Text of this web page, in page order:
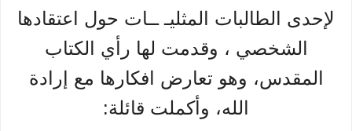
لإحدى الطالبات المثليـ ــات حول اعتقادها
الشخصي ، وقدمت لها رأي الكتاب
المقدس، وهو تعارض افكارها مع إرادة
الله، وأكملت قائلة: